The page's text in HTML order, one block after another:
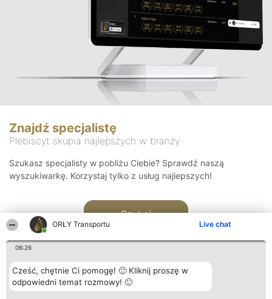
ORŁY Transportu Live chat
06:26
Cześć, chętnie Ci pomogę! 🙂 Kliknij proszę w
odpowiedni temat rozmowy! 🙂
Znajdź specjalistę
Plebiscyt skupia najlepszych w branży
Szukasz specjalisty w pobliżu Ciebie? Sprawdź naszą
wyszukiwarkę. Korzystaj tylko z usług najlepszych!
Szukaj